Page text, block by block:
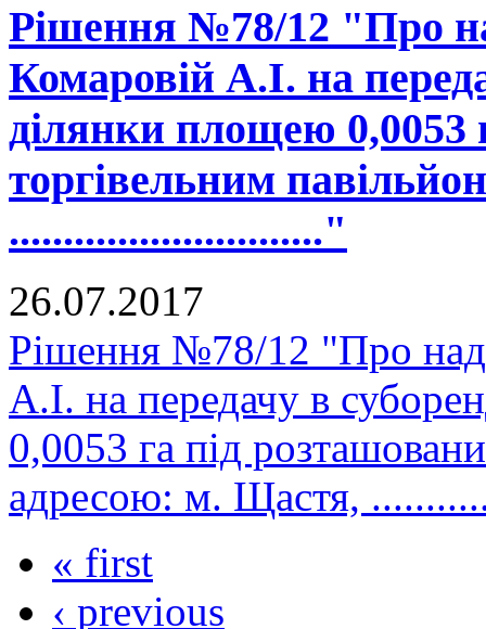
Рішення №78/12 "Про
Комаровій А.І. на
ділянки площею 0,0053
торгівельним
............................."
26.07.2017
Рішення №78/12 "Про
А.І. на передачу в
0,0053 га під
адресою: м. Щастя,
« first
‹ previous